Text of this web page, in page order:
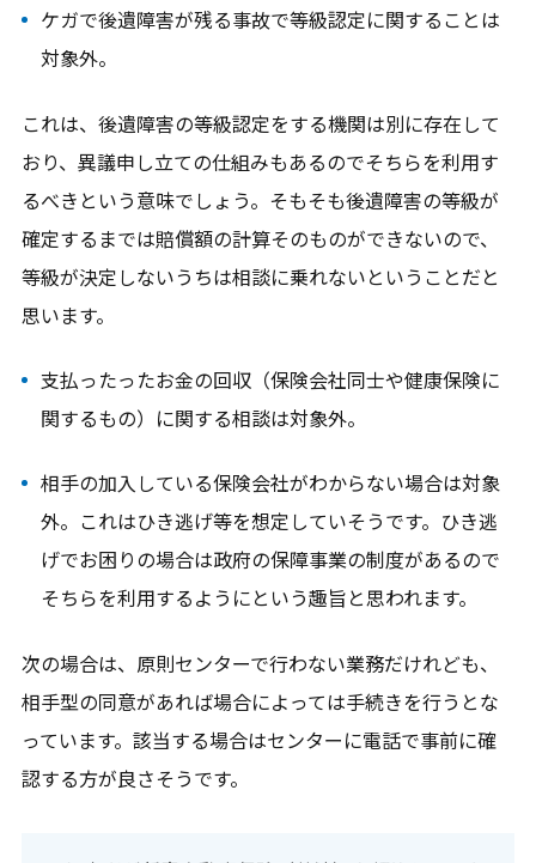
ケガで後遺障害が残る事故で等級認定に関することは
対象外。
これは、後遺障害の等級認定をする機関は別に存在して
おり、異議申し立ての仕組みもあるのでそちらを利用す
るべきという意味でしょう。そもそも後遺障害の等級が
確定するまでは賠償額の計算そのものができないので、
等級が決定しないうちは相談に乗れないということだと
思います。
支払ったったお金の回収（保険会社同士や健康保険に
関するもの）に関する相談は対象外。
相手の加入している保険会社がわからない場合は対象
外。これはひき逃げ等を想定していそうです。ひき逃
げでお困りの場合は政府の保障事業の制度があるので
そちらを利用するようにという趣旨と思われます。
次の場合は、原則センターで行わない業務だけれども、
相手型の同意があれば場合によっては手続きを行うとな
っています。該当する場合はセンターに電話で事前に確
認する方が良さそうです。